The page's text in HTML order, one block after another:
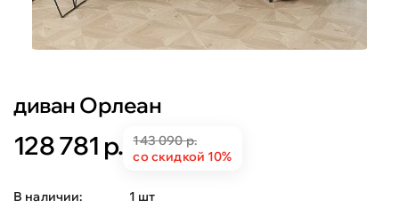
диван Орлеан
128 781 р.
143 090 р.
со скидкой 10%
В наличии:
1 шт